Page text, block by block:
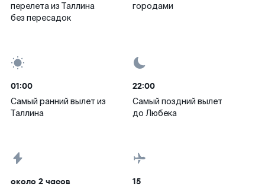
перелета из Таллина
без пересадок
городами
01:00
Самый ранний вылет из
Таллина
22:00
Самый поздний вылет
до Любека
около 2 часов 15